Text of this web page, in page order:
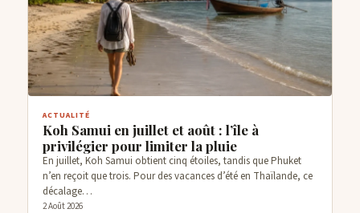
ACTUALITÉ
Koh Samui en juillet et août : l’île à
privilégier pour limiter la pluie
En juillet, Koh Samui obtient cinq étoiles, tandis que Phuket
n’en reçoit que trois. Pour des vacances d’été en Thaïlande, ce
décalage…
2 Août 2026